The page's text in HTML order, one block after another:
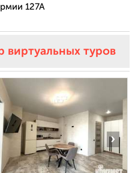
127А
виртуальных туров
›